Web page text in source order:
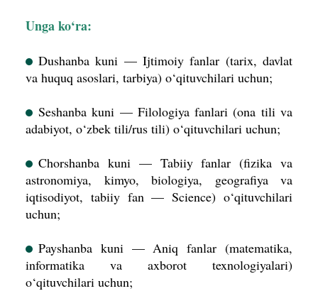
Unga ko‘ra:
Dushanba kuni — Ijtimoiy fanlar (tarix, davlat
va huquq asoslari, tarbiya) o‘qituvchilari uchun;
Seshanba kuni — Filologiya fanlari (ona tili va
adabiyot, o‘zbek tili/rus tili) o‘qituvchilari uchun;
Chorshanba kuni — Tabiiy fanlar (fizika va
astronomiya, kimyo, biologiya, geografiya va
iqtisodiyot, tabiiy fan — Science) o‘qituvchilari
uchun;
Payshanba kuni — Aniq fanlar (matematika,
informatika va axborot texnologiyalari)
o‘qituvchilari uchun;